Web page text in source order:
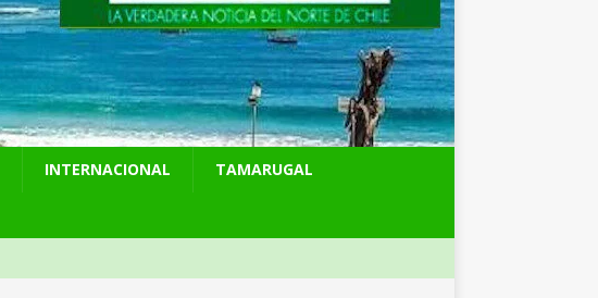
INTERNACIONAL TAMARUGAL